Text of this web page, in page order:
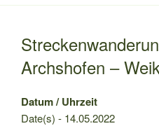
Archshofen –
Datum / Uhrzeit
Date(s) - 14.05.2022